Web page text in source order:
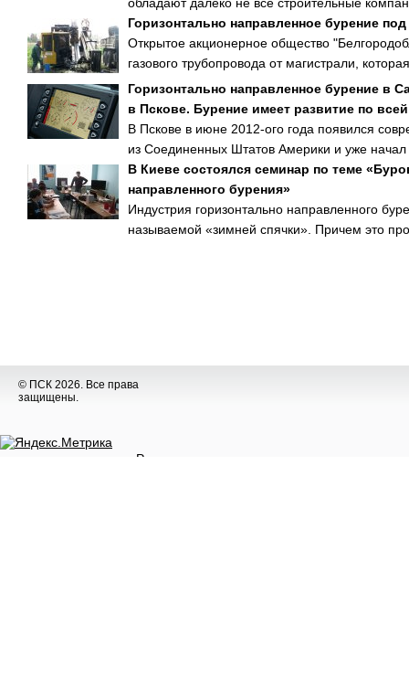
Горизонтально направленное бурение
Открытое акционерное общество
газового трубопровода от магистрали,
Горизонтально направленное бурение в
в Пскове. Бурение имеет развитие по
В Пскове в июне 2012-ого года появился
из Соединенных Штатов Америки и уже начал
В Киеве состоялся семинар по теме
направленного бурения»
Индустрия горизонтально направленного
называемой «зимней спячки». Причем это
© ПСК 2026. Все права
защищены.
Разное